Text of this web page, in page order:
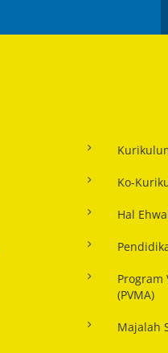
Ko-
Hal
Program
(PVMA)
Majalah